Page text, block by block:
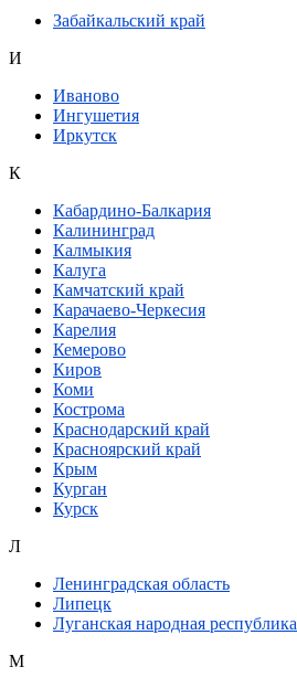
Забайкальский край
И
Иваново
Ингушетия
Иркутск
К
Кабардино-Балкария
Калининград
Калмыкия
Калуга
Камчатский край
Карачаево-Черкесия
Карелия
Кемерово
Киров
Коми
Кострома
Краснодарский край
Красноярский край
Крым
Курган
Курск
Л
Ленинградская область
Липецк
Луганская народная республика
М